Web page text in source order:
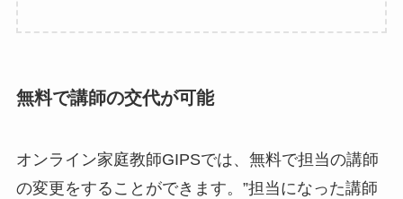
無料で講師の交代が可能
オンライン家庭教師GIPSでは、無料で担当の講師
の変更をすることができます。”担当になった講師